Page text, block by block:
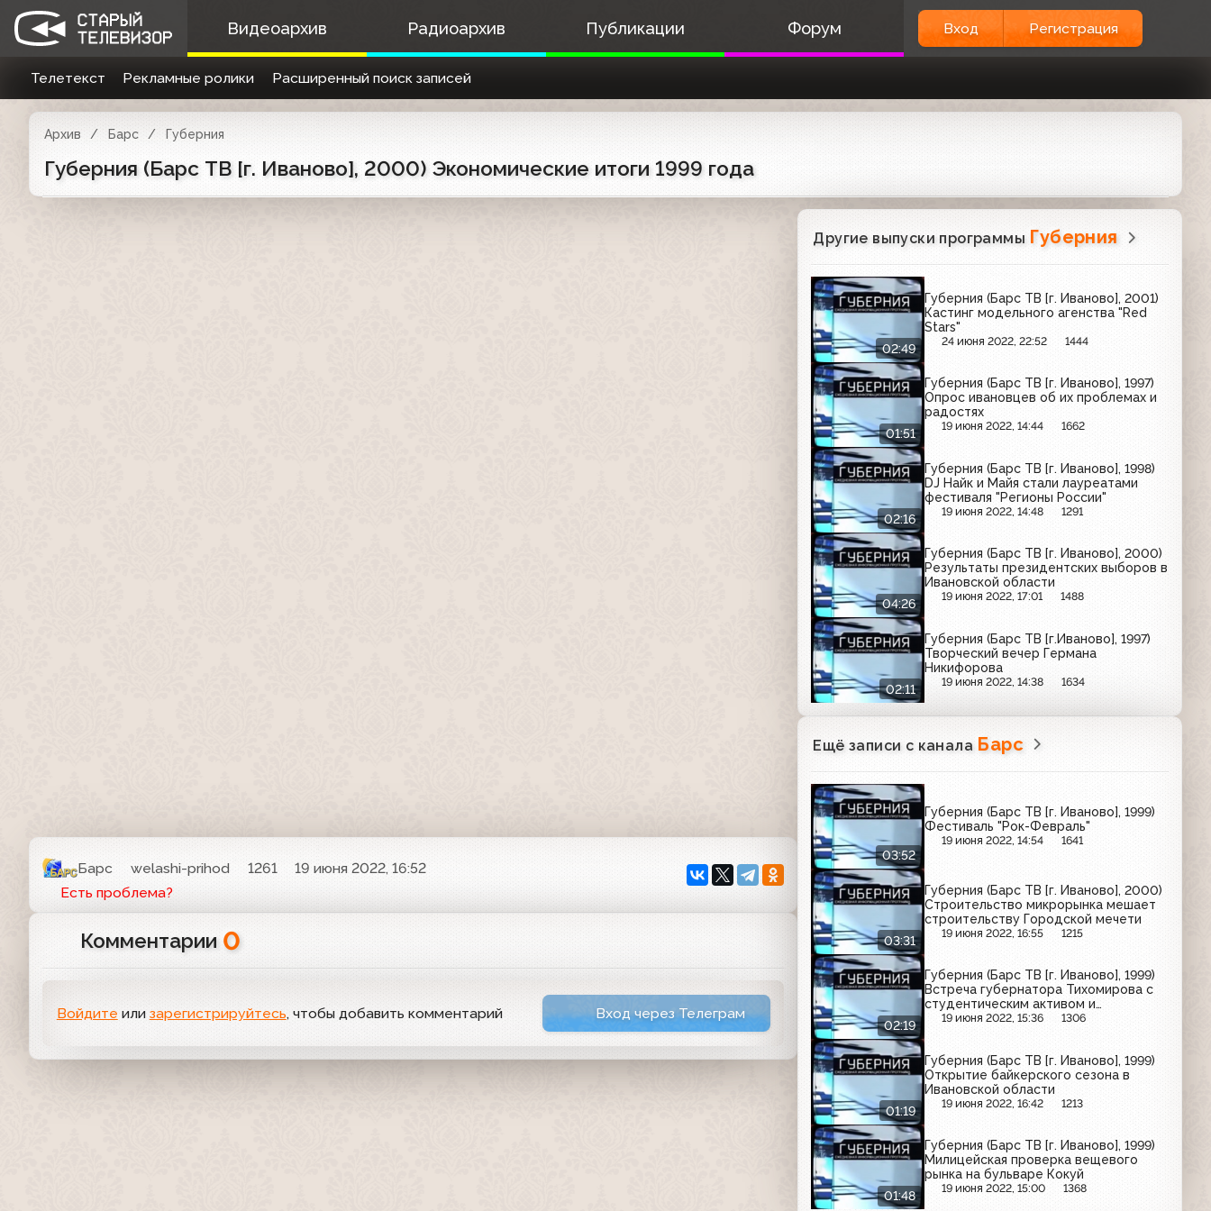
Видеоархив Радиоархив Публикации Форум Вход Регистрация
Телетекст Рекламные ролики Расширенный поиск записей
Архив Барс Губерния
Губерния (Барс ТВ [г. Иваново], 2000) Экономические итоги 1999 года
Барс welashi-prihod 1261
19 июня 2022, 16:52
Есть проблема?
Комментарии 0
Войдите или зарегистрируйтесь, чтобы добавить комментарий Вход через Телеграм
Другие выпуски программы Губерния
02:49
Губерния (Барс ТВ [г. Иваново], 2001)
Кастинг модельного агенства "Red
Stars"
24 июня 2022, 22:52 1444
01:51
Губерния (Барс ТВ [г. Иваново], 1997)
Опрос ивановцев об их проблемах и
радостях
19 июня 2022, 14:44 1662
02:16
Губерния (Барс ТВ [г. Иваново], 1998)
DJ Найк и Майя стали лауреатами
фестиваля "Регионы России"
19 июня 2022, 14:48 1291
04:26
Губерния (Барс ТВ [г. Иваново], 2000)
Результаты президентских выборов в
Ивановской области
19 июня 2022, 17:01 1488
02:11
Губерния (Барс ТВ [г.Иваново], 1997)
Творческий вечер Германа
Никифорова
19 июня 2022, 14:38 1634
Ещё записи с канала Барс
03:52
Губерния (Барс ТВ [г. Иваново], 1999)
Фестиваль "Рок-Февраль"
19 июня 2022, 14:54 1641
03:31
Губерния (Барс ТВ [г. Иваново], 2000)
Строительство микрорынка мешает
строительству Городской мечети
19 июня 2022, 16:55 1215
02:19
Губерния (Барс ТВ [г. Иваново], 1999)
Встреча губернатора Тихомирова с
студентическим активом и
университетскими профсоюзами
19 июня 2022, 15:36 1306
01:19
Губерния (Барс ТВ [г. Иваново], 1999)
Открытие байкерского сезона в
Ивановской области
19 июня 2022, 16:42 1213
01:48
Губерния (Барс ТВ [г. Иваново], 1999)
Милицейская проверка вещевого
рынка на бульваре Кокуй
19 июня 2022, 15:00 1368